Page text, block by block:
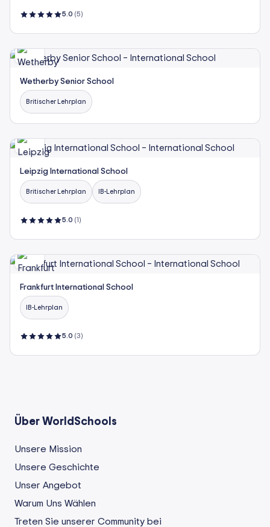
5.0 (5)
Wetherby Senior School
Britischer Lehrplan
Leipzig International School
Britischer Lehrplan IB-Lehrplan
5.0 (1)
Frankfurt International School
IB-Lehrplan
5.0 (3)
Über WorldSchools
Unsere Mission
Unsere Geschichte
Unser Angebot
Warum Uns Wählen
Treten Sie unserer Community bei